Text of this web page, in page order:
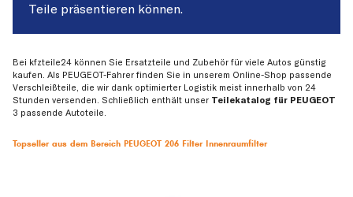
Teile präsentieren können.
Bei kfzteile24 können Sie Ersatzteile und Zubehör für viele Autos günstig
kaufen. Als PEUGEOT-Fahrer finden Sie in unserem Online-Shop passende
Verschleißteile, die wir dank optimierter Logistik meist innerhalb von 24
Stunden versenden. Schließlich enthält unser Teilekatalog für PEUGEOT
3 passende Autoteile.
Topseller aus dem Bereich PEUGEOT 206 Filter Innenraumfilter